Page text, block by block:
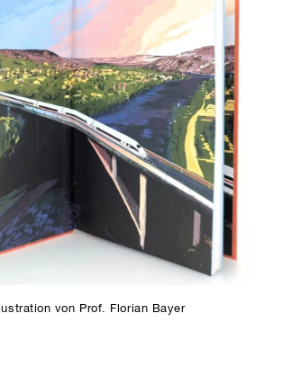
von Prof. Florian Bayer